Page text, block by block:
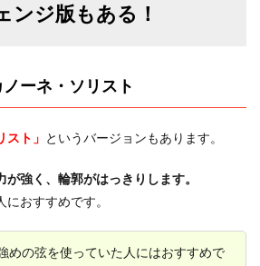
ンジ版もある！
ーネ・ソリスト
スト」 というバージョンもあります。
強く、輪郭がはっきりします。
におすすめです。
めの弦を使っていた人にはおすすめで